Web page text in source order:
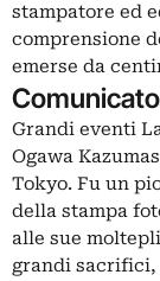
stampatore ed
comprensione
emerse da
Grandi eventi
Ogawa
Tokyo. Fu un
della stampa
alle sue
grandi sacrifici,